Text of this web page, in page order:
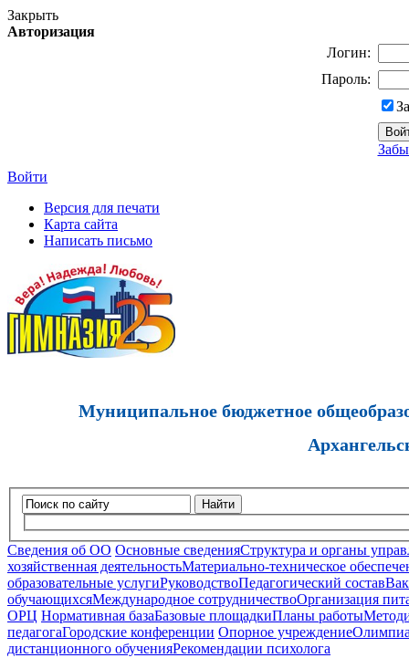
Закрыть
Авторизация
Логин:
Пароль:
Войти
Версия для печати
Карта сайта
Написать письмо
Муниципальное бюджетное
Найти
Сведения об ОО Основные сведенияСтруктура и органы
хозяйственная деятельностьМатериально-техническое
образовательные услугиРуководствоПедагогический состав
обучающихсяМеждународное сотрудничествоОрганизация
ОРЦ Нормативная базаБазовые площадкиПланы работы
педагогаГородские конференции Опорное учреждение
дистанционного обученияРекомендации психолога